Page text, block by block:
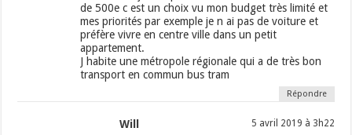
de 500e c est un choix vu mon budget très limité et
mes priorités par exemple je n ai pas de voiture et
préfère vivre en centre ville dans un petit
appartement.
J habite une métropole régionale qui a de très bon
transport en commun bus tram
Répondre
Will 5 avril 2019 à 3h22